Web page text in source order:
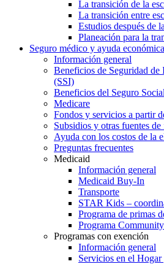
La transición de la
La transición entre
Estudios después de
Planeación para la
Seguro médico y ayuda económica
Información general
Beneficios de Seguridad de
(SSI)
Beneficios del Seguro
Medicare
Fondos y servicios a partir
Subsidios y otras fuentes de
Ayuda con los costos de la
Preguntas frecuentes
Medicaid
Información general
Medicaid Buy-In
Transporte
STAR Kids –
Programa de primas
Programa
Programas con exención
Información general
Servicios en el